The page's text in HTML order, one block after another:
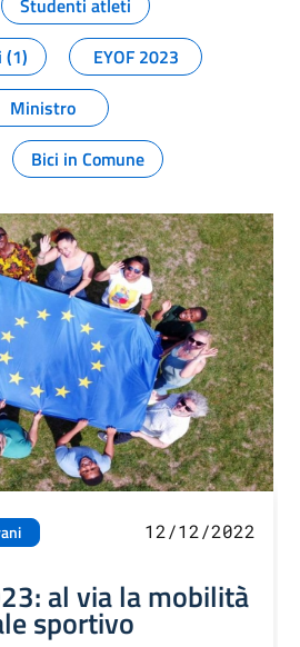
Studenti atleti
(1)
EYOF 2023
Ministro
Bici in Comune
12/12/2022
al via la mobilità
sportivo